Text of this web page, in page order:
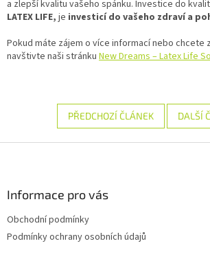
a zlepší kvalitu vašeho spánku. Investice do
LATEX LIFE, je investicí do vašeho zdraví a
Pokud máte zájem o více informací nebo chcete
navštivte naši stránku New Dreams – Latex Life
PŘEDCHOZÍ ČLÁNEK DALŠÍ
Informace pro vás
Obchodní podmínky
Podmínky ochrany osobních údajů